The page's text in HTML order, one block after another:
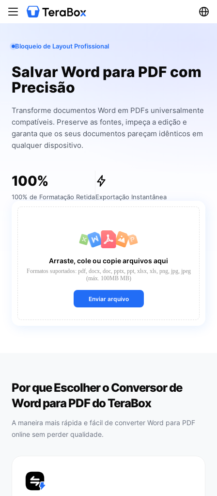
Bloqueio de Layout Profissional
Salvar Word para PDF com
Precisão
Transforme documentos Word em PDFs universalmente
compatíveis. Preserve as fontes, impeça a edição e
garanta que os seus documentos pareçam idênticos em
qualquer dispositivo.
100%
100% de Formatação RetidaExportação Instantânea
Arraste, cole ou copie arquivos aqui
Formatos suportados: pdf, docx, doc, pptx, ppt, xlsx, xls, png, jpg, jpeg
(máx. 100MB MB)
Enviar arquivo
Por que Escolher o Conversor de
Word para PDF do TeraBox
A maneira mais rápida e fácil de converter Word para PDF
online sem perder qualidade.